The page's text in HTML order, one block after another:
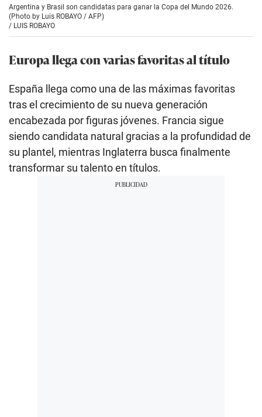
Argentina y Brasil son candidatas para ganar la Copa del Mundo 2026.
(Photo by Luis ROBAYO / AFP)
/ LUIS ROBAYO
Europa llega con varias favoritas al título
España llega como una de las máximas favoritas
tras el crecimiento de su nueva generación
encabezada por figuras jóvenes. Francia sigue
siendo candidata natural gracias a la profundidad de
su plantel, mientras Inglaterra busca finalmente
transformar su talento en títulos.